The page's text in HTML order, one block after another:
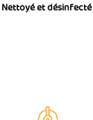
Nettoyé et désinfecté